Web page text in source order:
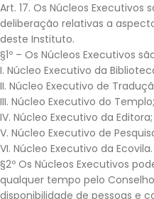
Art. 17. Os Núcleos Executivos
deliberação relativas a
deste Instituto.
§1º – Os Núcleos Executivos
I. Núcleo Executivo da
II. Núcleo Executivo de
III. Núcleo Executivo do Templo;
IV. Núcleo Executivo da Editora;
V. Núcleo Executivo de
VI. Núcleo Executivo da Ecovila.
§2º Os Núcleos Executivos
qualquer tempo pelo
disponibilidade de pessoas e